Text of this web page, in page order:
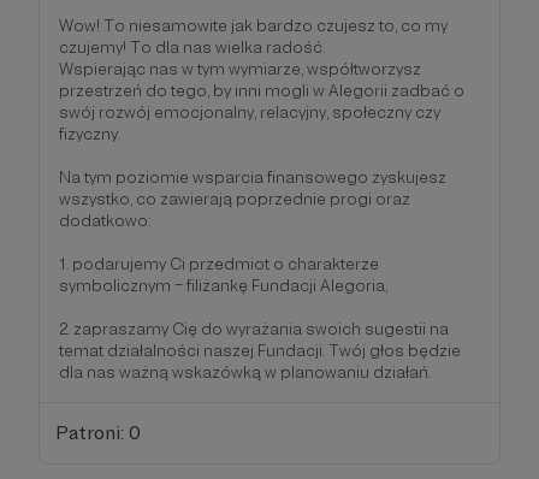
Wow! To niesamowite jak bardzo czujesz to, co my
czujemy! To dla nas wielka radość.
Wspierając nas w tym wymiarze, współtworzysz
przestrzeń do tego, by inni mogli w Alegorii zadbać o
swój rozwój emocjonalny, relacyjny, społeczny czy
fizyczny.
Na tym poziomie wsparcia finansowego zyskujesz
wszystko, co zawierają poprzednie progi oraz
dodatkowo:
1. podarujemy Ci przedmiot o charakterze
symbolicznym – filiżankę Fundacji Alegoria,
2. zapraszamy Cię do wyrażania swoich sugestii na
temat działalności naszej Fundacji. Twój głos będzie
dla nas ważną wskazówką w planowaniu działań.
Patroni: 0